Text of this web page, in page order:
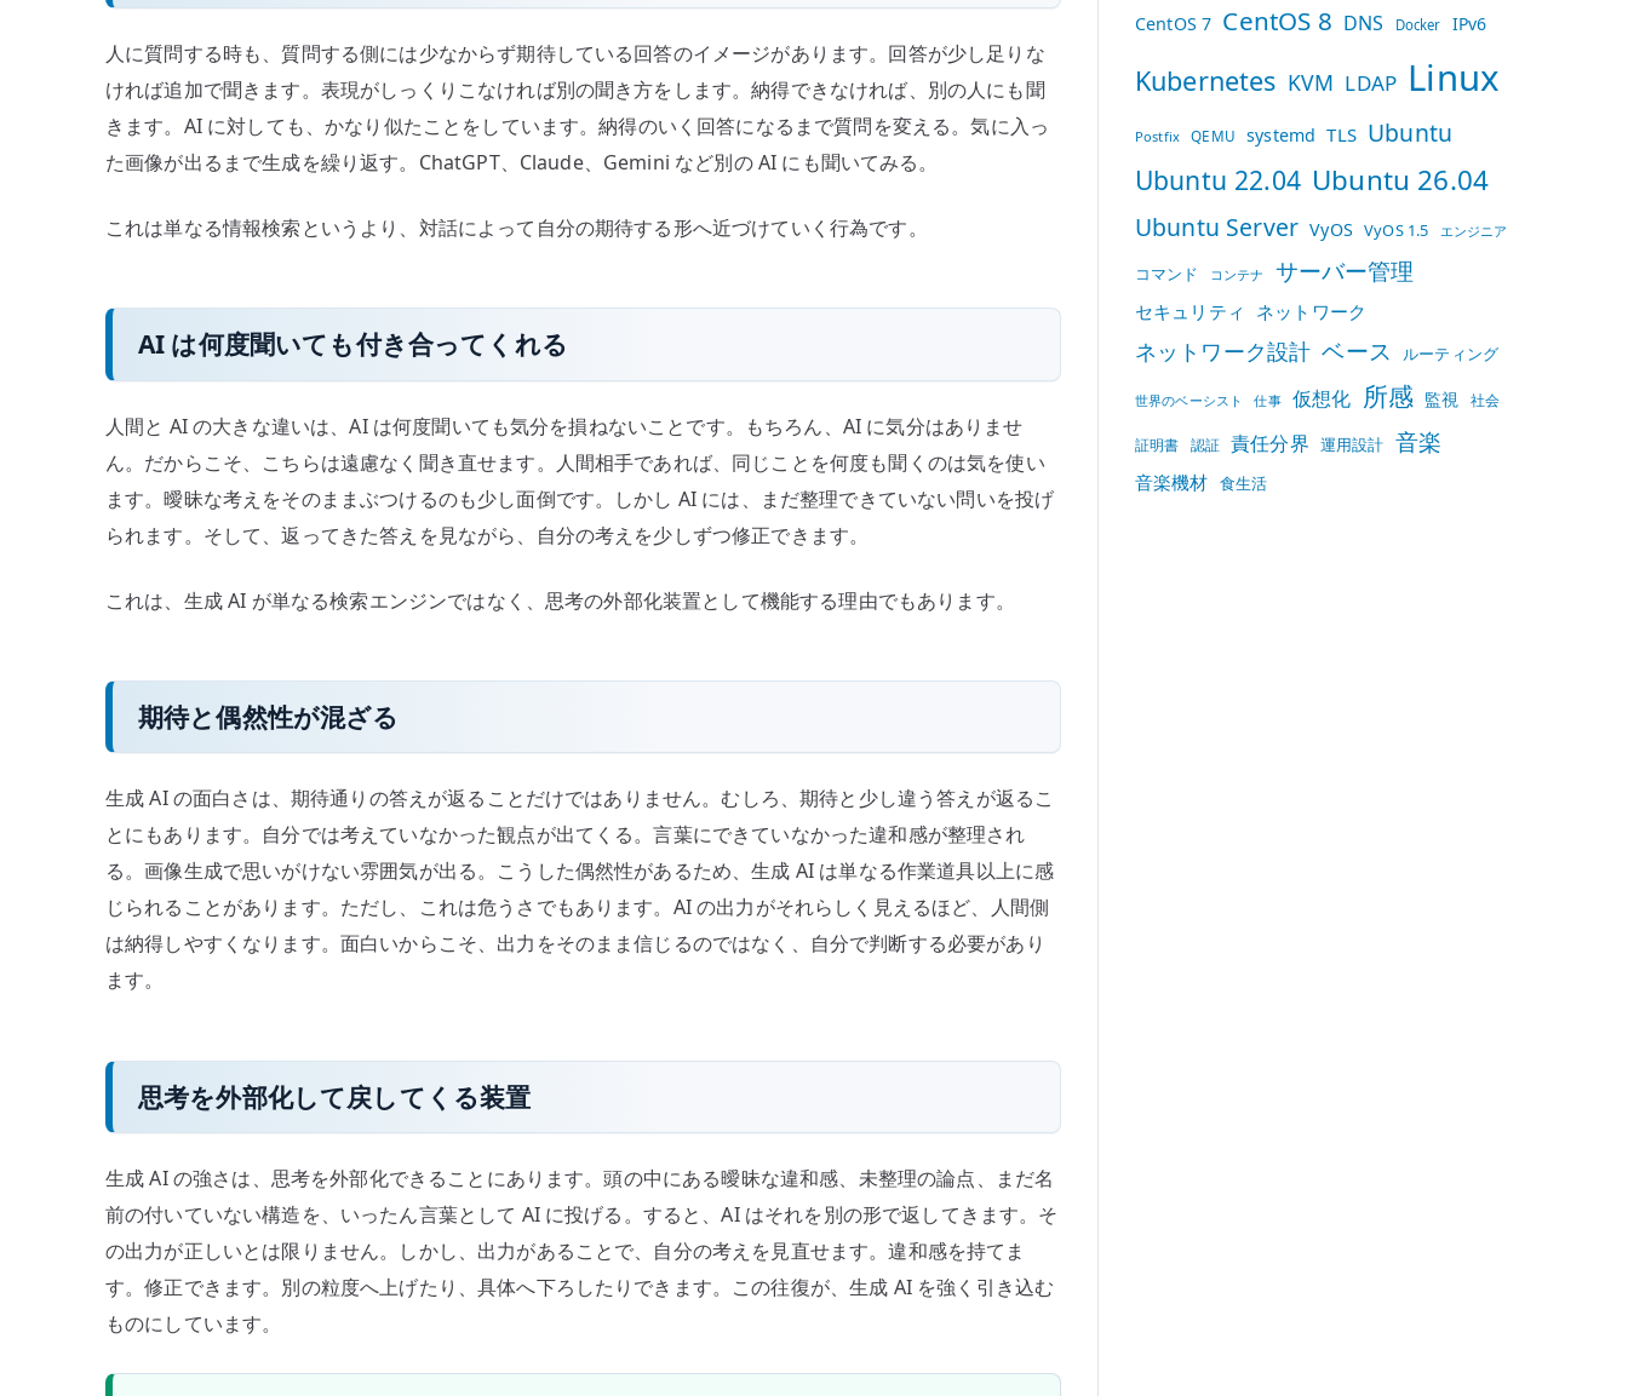
人に質問する時も、質問する側には少なからず期待している回答のイメージがあります。回答が少し足りな
ければ追加で聞きます。表現がしっくりこなければ別の聞き方をします。納得できなければ、別の人にも聞
きます。AI に対しても、かなり似たことをしています。納得のいく回答になるまで質問を変える。気に入っ
た画像が出るまで生成を繰り返す。ChatGPT、Claude、Gemini など別の AI にも聞いてみる。
これは単なる情報検索というより、対話によって自分の期待する形へ近づけていく行為です。
AI は何度聞いても付き合ってくれる
人間と AI の大きな違いは、AI は何度聞いても気分を損ねないことです。もちろん、AI に気分はありませ
ん。だからこそ、こちらは遠慮なく聞き直せます。人間相手であれば、同じことを何度も聞くのは気を使い
ます。曖昧な考えをそのままぶつけるのも少し面倒です。しかし AI には、まだ整理できていない問いを投げ
られます。そして、返ってきた答えを見ながら、自分の考えを少しずつ修正できます。
これは、生成 AI が単なる検索エンジンではなく、思考の外部化装置として機能する理由でもあります。
期待と偶然性が混ざる
生成 AI の面白さは、期待通りの答えが返ることだけではありません。むしろ、期待と少し違う答えが返るこ
とにもあります。自分では考えていなかった観点が出てくる。言葉にできていなかった違和感が整理され
る。画像生成で思いがけない雰囲気が出る。こうした偶然性があるため、生成 AI は単なる作業道具以上に感
じられることがあります。ただし、これは危うさでもあります。AI の出力がそれらしく見えるほど、人間側
は納得しやすくなります。面白いからこそ、出力をそのまま信じるのではなく、自分で判断する必要があり
ます。
思考を外部化して戻してくる装置
生成 AI の強さは、思考を外部化できることにあります。頭の中にある曖昧な違和感、未整理の論点、まだ名
前の付いていない構造を、いったん言葉として AI に投げる。すると、AI はそれを別の形で返してきます。そ
の出力が正しいとは限りません。しかし、出力があることで、自分の考えを見直せます。違和感を持てま
す。修正できます。別の粒度へ上げたり、具体へ下ろしたりできます。この往復が、生成 AI を強く引き込む
ものにしています。
CentOS 7 CentOS 8 DNS Docker IPv6
Kubernetes KVM LDAP Linux
Postfix QEMU systemd TLS Ubuntu
Ubuntu 22.04 Ubuntu 26.04
Ubuntu Server VyOS VyOS 1.5 エンジニア
コマンド コンテナ サーバー管理
セキュリティ ネットワーク
ネットワーク設計 ベース ルーティング
世界のベーシスト 仕事 仮想化 所感 監視 社会
証明書 認証 責任分界 運用設計 音楽
音楽機材 食生活